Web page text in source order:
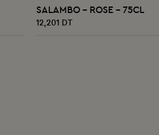
AJOUTER
SALAMBO - ROSE - 75CL
12,201 DT